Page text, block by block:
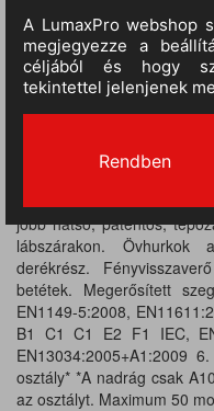
Alapanayag: 75% pamut,
anyagavastagság 270 g/
pamut, 24% poliészter,
260 g/m². Munkanadrág
hagyományos gombbal
jobb hátsó, patentos,
lábszárakon.
derékrész.
betétek. Megerősített
EN1149-5:2008,
B1 C1 C1 E2 F1 IEC,
EN13034:2005+A1:2009
osztály* *A nadrág csak
az osztályt. Maximum 50